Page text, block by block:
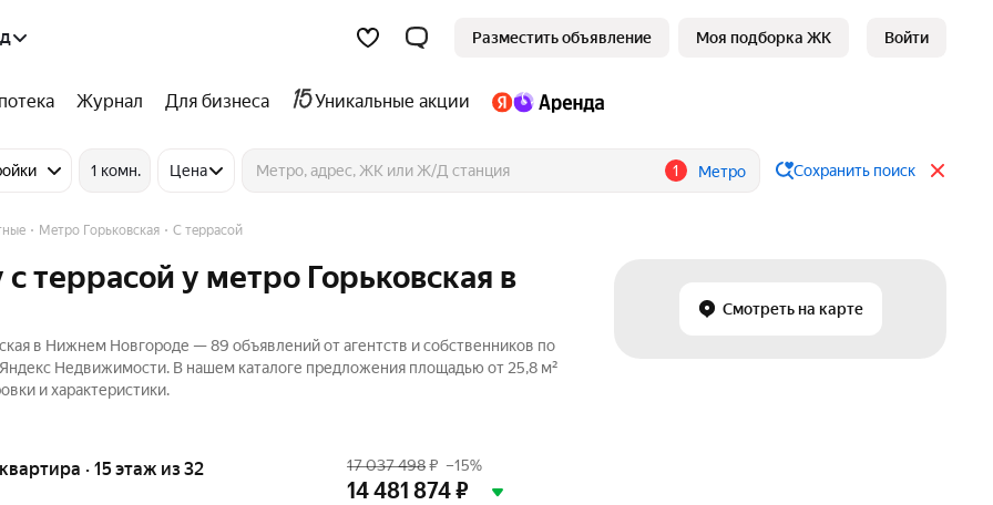
Разместить объявление Моя подборка ЖК Войти
Журнал Для бизнеса Уникальные акции
1 комн. Цена 1 Метро Сохранить поиск
Смотреть на карте
Метро Горьковская С террасой
террасой у метро Горьковская в
в Нижнем Новгороде — 89 объявлений от агентств и собственников по
Недвижимости. В нашем каталоге предложения площадью от 25,8 м²
и характеристики.
· 15 этаж из 32 17 037 498₽ –15%
14 481 874₽